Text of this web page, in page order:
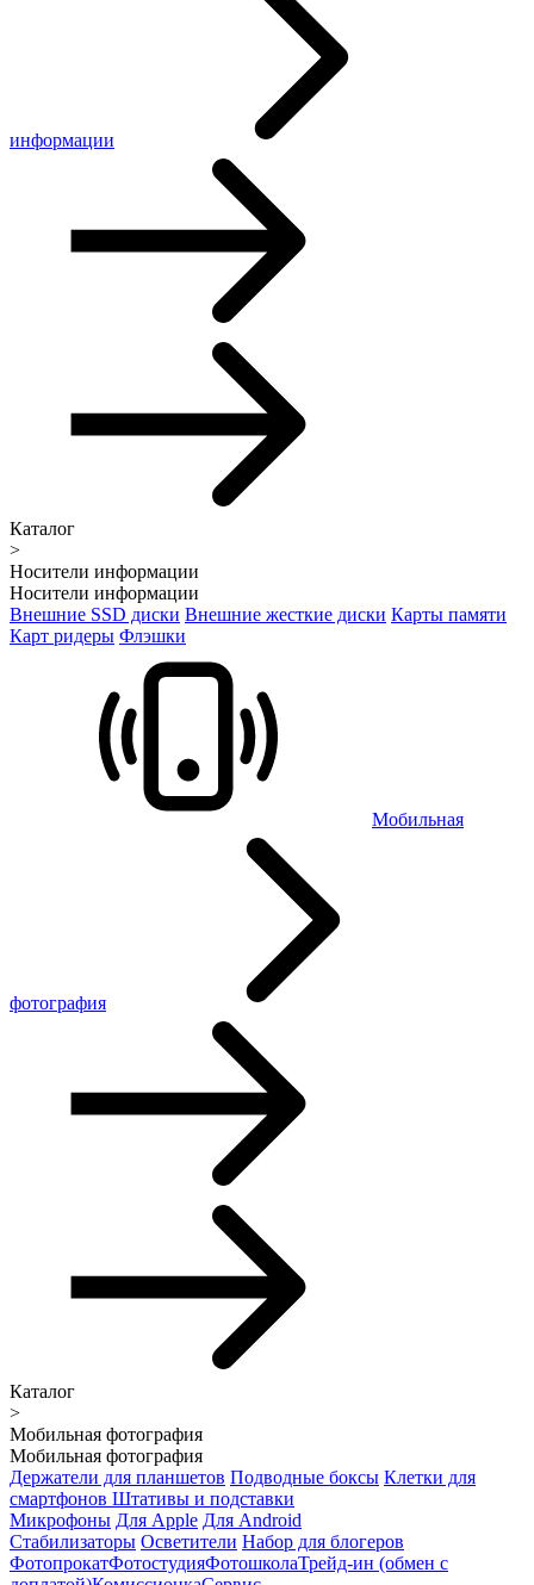
информации
Каталог
>
Носители информации
Носители информации
Внешние SSD диски Внешние жесткие диски Карты памяти
Карт ридеры Флэшки
Мобильная
фотография
Каталог
>
Мобильная фотография
Мобильная фотография
Держатели для планшетов Подводные боксы Клетки для
смартфонов Штативы и подставки
Микрофоны Для Apple Для Android
Стабилизаторы Осветители Набор для блогеров
ФотопрокатФотостудияФотошколаТрейд-ин (обмен с